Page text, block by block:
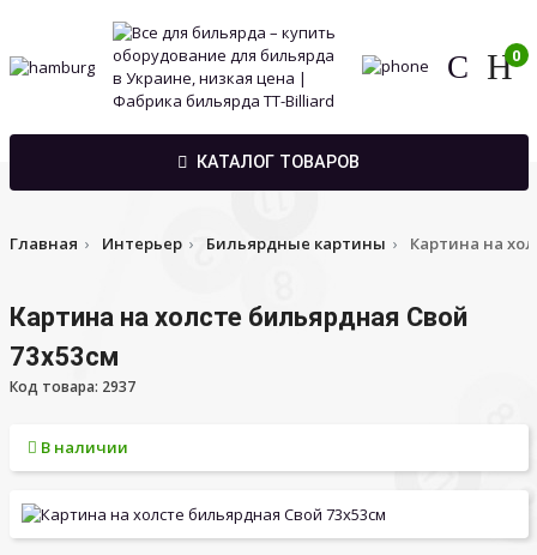
0
КАТАЛОГ ТОВАРОВ
Главная Интерьер Бильярдные картины Картина на
Картина на холсте бильярдная Свой
73x53см
Код товара: 2937
В наличии